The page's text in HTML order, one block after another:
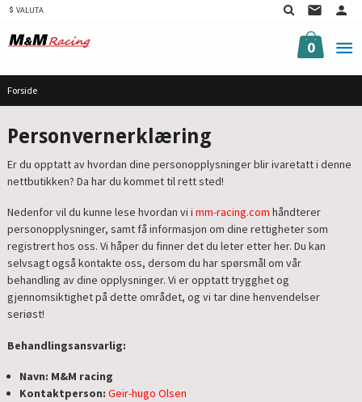
Gå
innholdet
VALUTA
0
Forside
Personvernerklæring
Er du opptatt av hvordan dine personopplysninger blir ivaretatt i denne
nettbutikken? Da har du kommet til rett sted!
Nedenfor vil du kunne lese hvordan vi i mm-racing.com håndterer
personopplysninger, samt få informasjon om dine rettigheter som
registrert hos oss. Vi håper du finner det du leter etter her. Du kan
selvsagt også kontakte oss, dersom du har spørsmål om vår
behandling av dine opplysninger. Vi er opptatt trygghet og
gjennomsiktighet på dette området, og vi tar dine henvendelser
seriøst!
Behandlingsansvarlig:
Navn: M&M racing
Kontaktperson: Geir-hugo Olsen